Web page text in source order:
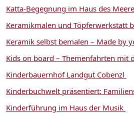
Katta-Begegnung im Haus des
Keramikmalen und Töpferwerkstatt
Keramik selbst bemalen – Made by
Kids on board – Themenfahrten mit
Kinderbauernhof Landgut Cobenzl
Kinderbuchwelt präsentiert:
Kinderführung im Haus der Musik